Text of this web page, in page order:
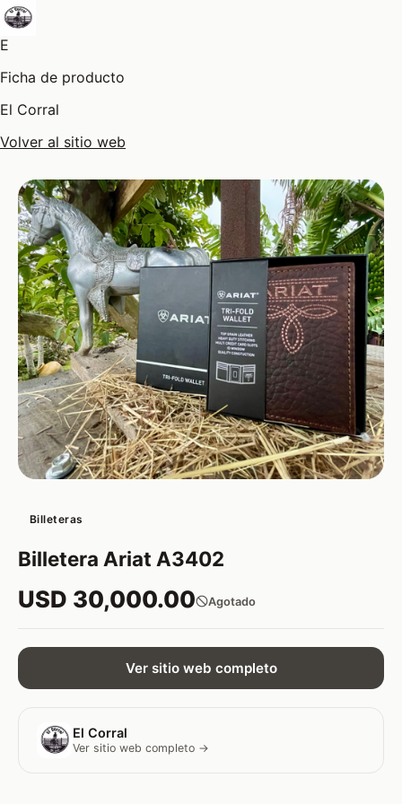
E
Ficha de producto
El Corral
Volver al sitio web
Billeteras
Billetera Ariat A3402
USD 30,000.00 Agotado
Ver sitio web completo
El Corral
Ver sitio web completo →